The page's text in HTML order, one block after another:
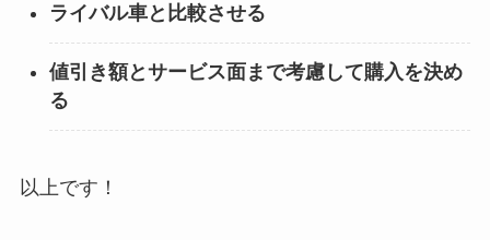
ライバル車と比較させる
値引き額とサービス面まで考慮して購入を決め
る
以上です！